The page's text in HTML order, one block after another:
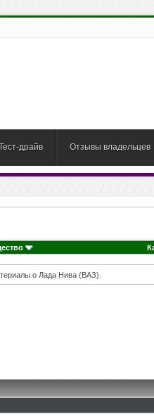
драйв Отзывы владельцев
о Лада Нива (ВАЗ).